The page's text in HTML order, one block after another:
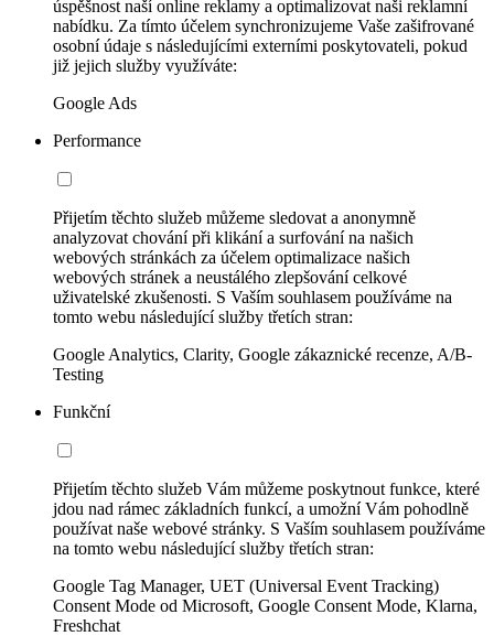
úspěšnost naší online reklamy a optimalizovat naši reklamní
nabídku. Za tímto účelem synchronizujeme Vaše zašifrované
osobní údaje s následujícími externími poskytovateli, pokud
již jejich služby využíváte:
Google Ads
Performance
Přijetím těchto služeb můžeme sledovat a anonymně
analyzovat chování při klikání a surfování na našich
webových stránkách za účelem optimalizace našich
webových stránek a neustálého zlepšování celkové
uživatelské zkušenosti. S Vaším souhlasem používáme na
tomto webu následující služby třetích stran:
Google Analytics, Clarity, Google zákaznické recenze, A/B-
Testing
Funkční
Přijetím těchto služeb Vám můžeme poskytnout funkce, které
jdou nad rámec základních funkcí, a umožní Vám pohodlně
používat naše webové stránky. S Vaším souhlasem používáme
na tomto webu následující služby třetích stran:
Google Tag Manager, UET (Universal Event Tracking)
Consent Mode od Microsoft, Google Consent Mode, Klarna,
Freshchat